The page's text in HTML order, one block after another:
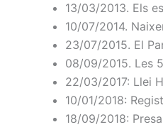
13/03/2013. Els
10/07/2014.
23/07/2015. El
08/09/2015. Les
22/03/2017: Llei
10/01/2018:
18/09/2018: